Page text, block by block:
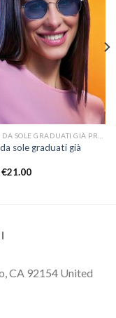
sole graduati già
€21.00
CA 92154 United